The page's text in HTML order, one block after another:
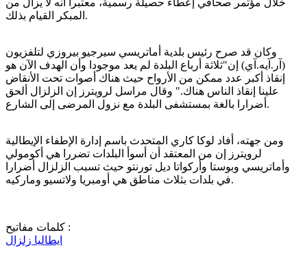
خلال مؤتمر صحافي إعطاء حصيلة رسمية، معتبرا أنه لا يزال من
المبكر القيام بذلك.
وكان قد صرح رئيس بلدية أماتريسي سيرجيو بيروزي لتلفزيون
(آر.آيه.آي) إن"ثلاثة أرباع البلدة لم يعد موجودا وأن الهدف الآن هو
إنقاذ أكبر عدد ممكن من الأرواح حيث هناك أصوات تحت الأنقاض
علينا إنقاذ الناس هناك." وقال مراسل لرويترز إن الزلزال ألحق
أضرارا بالغة بمستشفى البلدة مع نزول المرضى إلى الشارع.
ومن جهته، أفاد لوكا كاري المتحدث باسم إدارة الإطفاء الإيطالية
لرويترز إن من المعتقد أن أسوأ البلدات تضررا هي أكومولي
وأماتريسي وبوستا وأركواتا ديل تورنتو حيث تسبب الزلزال أضرارا
في بلدات بثلاث مناطق هي أومبريا ولاتسيو وماركيه.
كلمات مفاتيح :
ايطاليا زلزال